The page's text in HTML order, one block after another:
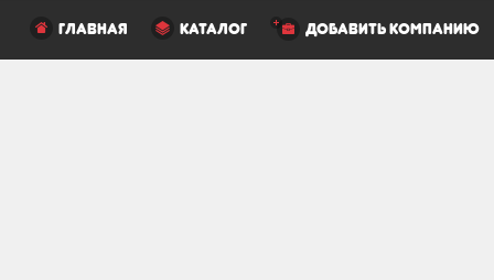
главная каталог добавить компанию